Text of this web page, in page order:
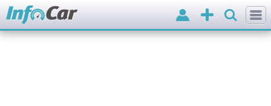
Додати
оголошення
Вхід